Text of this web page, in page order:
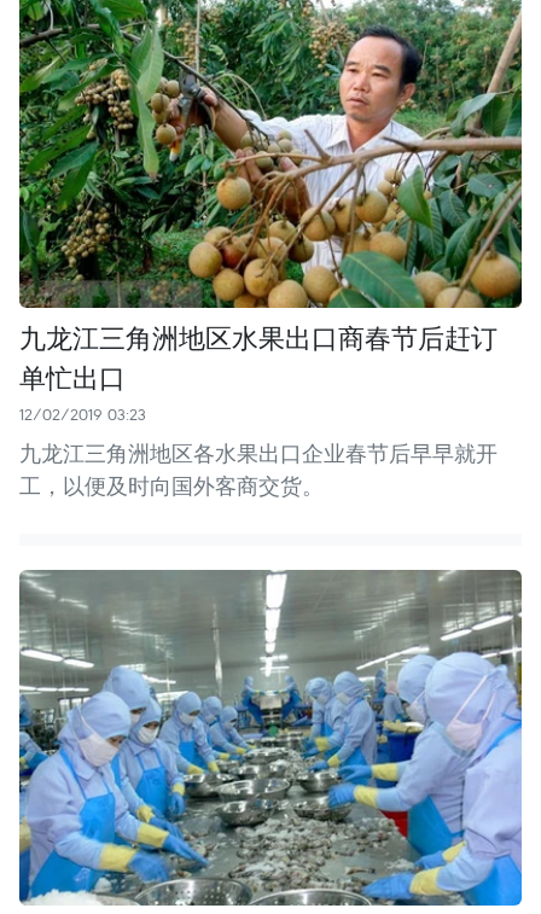
九龙江三角洲地区水果出口商春节后赶订
单忙出口
12/02/2019 03:23
九龙江三角洲地区各水果出口企业春节后早早就开
工，以便及时向国外客商交货。